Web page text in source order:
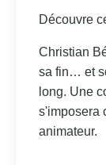
Découvre
Christian
sa fin… et
long. Une
s'imposera
animateur.